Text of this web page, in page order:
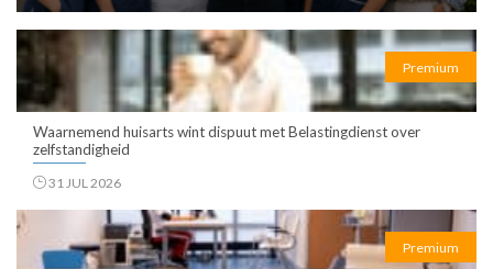
Premium
Waarnemend huisarts wint dispuut met Belastingdienst over
zelfstandigheid
31 JUL 2026
Premium